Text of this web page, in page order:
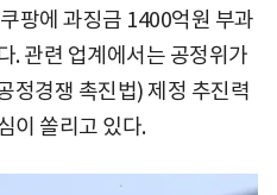
팡에 과징금 1400억원 부과
. 관련 업계에서는 공정위가
정경쟁 촉진법) 제정 추진력
이 쏠리고 있다.